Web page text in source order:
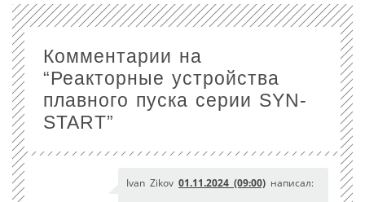
Комментарии на
“Реакторные устройства
плавного пуска серии SYN-
START”
Ivan Zikov 01.11.2024 (09:00) написал: